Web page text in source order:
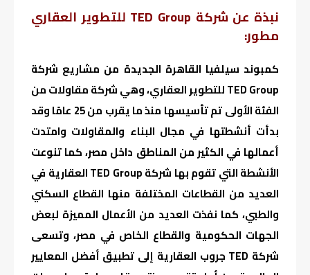
نبذة عن شركة TED Group للتطوير العقاري
مطور:
كمبوند سيلفيا القاهرة الجديدة من مشاريع شركة
TED Group للتطوير العقاري، وهي شركة مقاولات من
الفئة الأولى تم تأسيسها منذ ما يقرب من 25 عامًا وقد
بدأت أنشطتها في مجال البناء والمقاولات وامتدت
أعمالها في الكثير من المناطق داخل مصر، كما تنوعت
الأنشطة التي تقوم بها شركة TED Group العقارية في
العديد من القطاعات المختلفة منها القطاع السكني
والطبي، كما نفذت العديد من الأعمال المميزة لبعض
الجهات الحكومية والقطاع الخاص في مصر، وتسعى
شركة TED جروب العقارية إلى تطبيق أفضل المعايير